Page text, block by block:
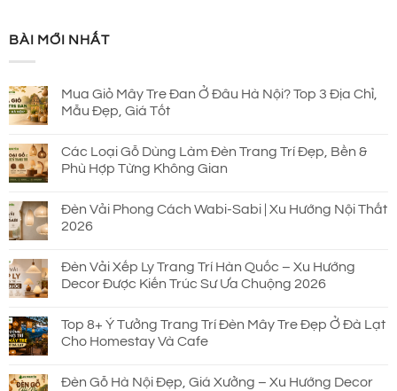
BÀI MỚI NHẤT
Mua Giỏ Mây Tre Đan Ở Đâu Hà Nội? Top 3 Địa Chỉ,
Mẫu Đẹp, Giá Tốt
Các Loại Gỗ Dùng Làm Đèn Trang Trí Đẹp, Bền &
Phù Hợp Từng Không Gian
Đèn Vải Phong Cách Wabi-Sabi | Xu Hướng Nội Thất
2026
Đèn Vải Xếp Ly Trang Trí Hàn Quốc – Xu Hướng
Decor Được Kiến Trúc Sư Ưa Chuộng 2026
Top 8+ Ý Tưởng Trang Trí Đèn Mây Tre Đẹp Ở Đà Lạt
Cho Homestay Và Cafe
Đèn Gỗ Hà Nội Đẹp, Giá Xưởng – Xu Hướng Decor